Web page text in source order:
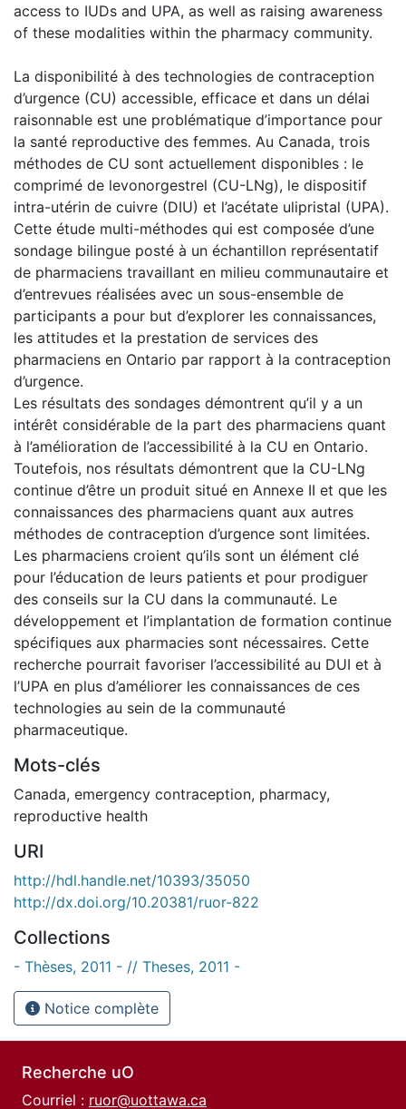
access to IUDs and UPA, as well as raising awareness
of these modalities within the pharmacy community.
La disponibilité à des technologies de contraception
d’urgence (CU) accessible, efficace et dans un délai
raisonnable est une problématique d’importance pour
la santé reproductive des femmes. Au Canada, trois
méthodes de CU sont actuellement disponibles : le
comprimé de levonorgestrel (CU-LNg), le dispositif
intra-utérin de cuivre (DIU) et l’acétate ulipristal (UPA).
Cette étude multi-méthodes qui est composée d’une
sondage bilingue posté à un échantillon représentatif
de pharmaciens travaillant en milieu communautaire et
d’entrevues réalisées avec un sous-ensemble de
participants a pour but d’explorer les connaissances,
les attitudes et la prestation de services des
pharmaciens en Ontario par rapport à la contraception
d’urgence.
Les résultats des sondages démontrent qu’il y a un
intérêt considérable de la part des pharmaciens quant
à l’amélioration de l’accessibilité à la CU en Ontario.
Toutefois, nos résultats démontrent que la CU-LNg
continue d’être un produit situé en Annexe II et que les
connaissances des pharmaciens quant aux autres
méthodes de contraception d’urgence sont limitées.
Les pharmaciens croient qu’ils sont un élément clé
pour l’éducation de leurs patients et pour prodiguer
des conseils sur la CU dans la communauté. Le
développement et l’implantation de formation continue
spécifiques aux pharmacies sont nécessaires. Cette
recherche pourrait favoriser l’accessibilité au DUI et à
l’UPA en plus d’améliorer les connaissances de ces
technologies au sein de la communauté
pharmaceutique.
Mots-clés
Canada, emergency contraception, pharmacy,
reproductive health
URI
http://hdl.handle.net/10393/35050
http://dx.doi.org/10.20381/ruor-822
Collections
- Thèses, 2011 - // Theses, 2011 -
Notice complète
Recherche uO
Courriel : ruor@uottawa.ca